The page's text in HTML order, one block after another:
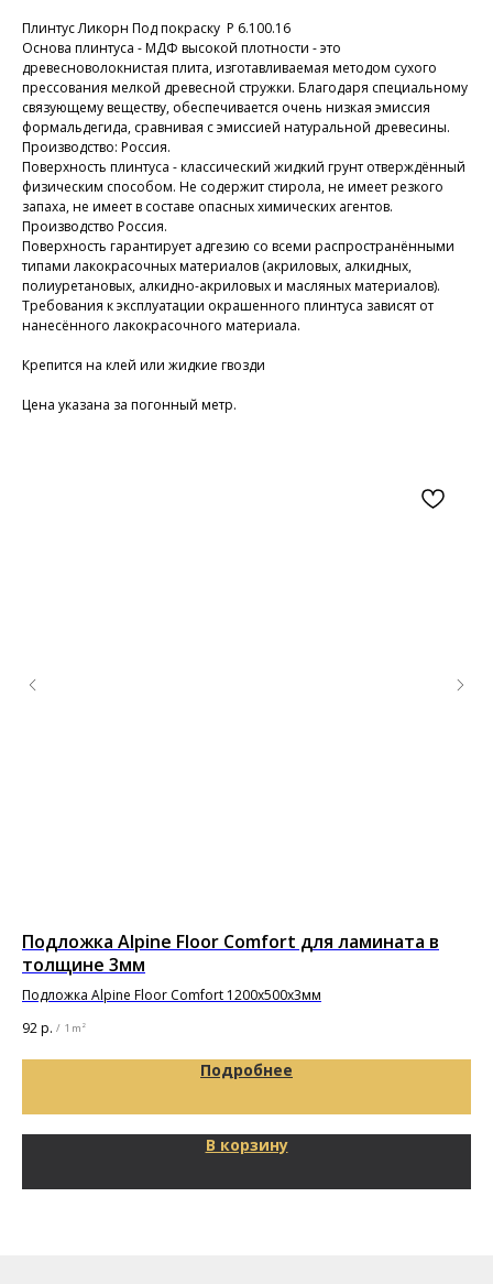
Плинтус Ликорн Под покраску Р 6.100.16
Основа плинтуса - МДФ высокой плотности - это
древесноволокнистая плита, изготавливаемая методом сухого
прессования мелкой древесной стружки. Благодаря специальному
связующему веществу, обеспечивается очень низкая эмиссия
формальдегида, сравнивая с эмиссией натуральной древесины.
Производство: Россия.
Поверхность плинтуса - классический жидкий грунт отверждённый
физическим способом. Не содержит стирола, не имеет резкого
запаха, не имеет в составе опасных химических агентов.
Производство Россия.
Поверхность гарантирует адгезию со всеми распространёнными
типами лакокрасочных материалов (акриловых, алкидных,
полиуретановых, алкидно-акриловых и масляных материалов).
Требования к эксплуатации окрашенного плинтуса зависят от
нанесённого лакокрасочного материала.
Крепится на клей или жидкие гвозди
Цена указана за погонный метр.
Подложка Alpine Floor Comfort для ламината в
толщине 3мм
Подложка Alpine Floor Comfort 1200х500х3мм
92р. / 1 m²
Подробнее
В корзину